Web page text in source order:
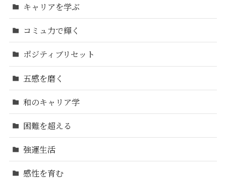
キャリアを学ぶ
コミュ力で輝く
ポジティブリセット
五感を磨く
和のキャリア学
困難を超える
強運生活
感性を育む